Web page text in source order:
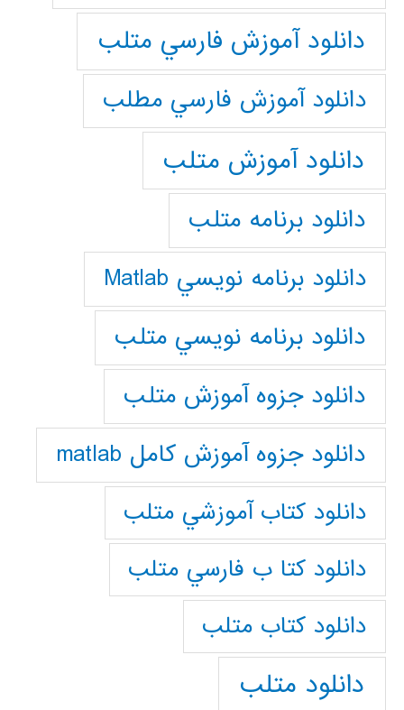
دانلود آموزش فارسي متلب
دانلود آموزش فارسي مطلب
دانلود آموزش متلب
دانلود برنامه متلب
دانلود برنامه نويسي Matlab
دانلود برنامه نويسي متلب
دانلود جزوه آموزش متلب
دانلود جزوه آموزش کامل matlab
دانلود كتاب آموزشي متلب
دانلود كتا ب فارسي متلب
دانلود كتاب متلب
دانلود متلب